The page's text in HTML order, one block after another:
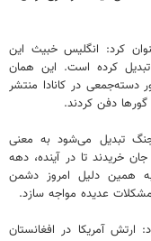
کرد: انگلیس خبیث این
کرده است. این همان
در کانادا منتشر
دفن کردند.
جنگ تبدیل می‌شود به معنی
خریدند تا در آینده، دهه
همین دلیل امروز دشمن
عدیده مواجه سازد.
ارتش آمریکا در افغانستان